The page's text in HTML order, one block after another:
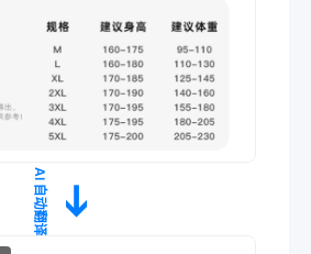
➔
AI 自动翻译